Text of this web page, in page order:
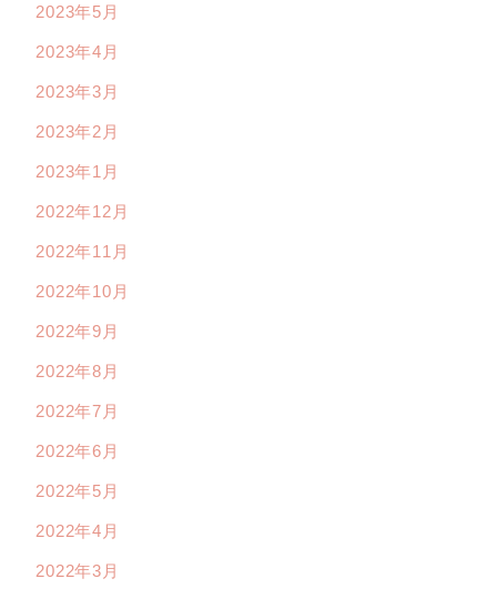
2023年5月
2023年4月
2023年3月
2023年2月
2023年1月
2022年12月
2022年11月
2022年10月
2022年9月
2022年8月
2022年7月
2022年6月
2022年5月
2022年4月
2022年3月